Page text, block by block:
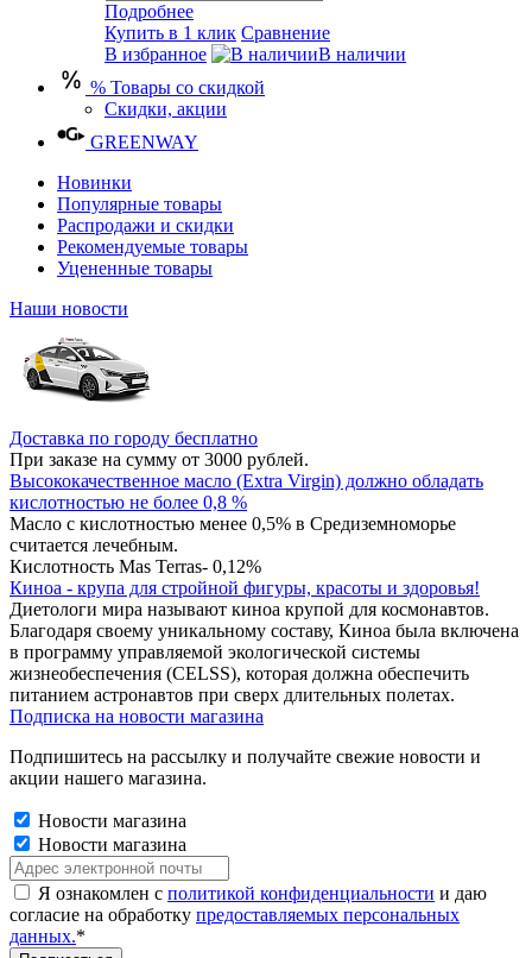
Подробнее
Купить в 1 клик Сравнение
В избранное
В наличии
% Товары со скидкой
Скидки, акции
GREENWAY
Новинки
Популярные товары
Распродажи и скидки
Рекомендуемые товары
Уцененные товары
Наши новости
Доставка по городу бесплатно
При заказе на сумму от 3000 рублей.
Высококачественное масло (Extra Virgin) должно обладать
кислотностью не более 0,8 %
Масло с кислотностью менее 0,5% в Средиземноморье
считается лечебным.
Кислотность Mas Terras- 0,12%
Киноа - крупа для стройной фигуры, красоты и здоровья!
Диетологи мира называют киноа крупой для космонавтов.
Благодаря своему уникальному составу, Киноа была включена
в программу управляемой экологической системы
жизнеобеспечения (CELSS), которая должна обеспечить
питанием астронавтов при сверх длительных полетах.
Подписка на новости магазина
Подпишитесь на рассылку и получайте свежие новости и
акции нашего магазина.
Новости магазина
Новости магазина
Я ознакомлен с политикой конфиденциальности и даю
согласие на обработку предоставляемых персональных
данных.*